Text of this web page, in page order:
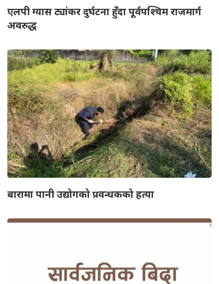
एलपी ग्यास ट्यांकर दुर्घटना हुँदा पूर्वपश्चिम राजमार्ग
अवरुद्ध
बारामा पानी उद्योगको प्रवन्धकको हत्या